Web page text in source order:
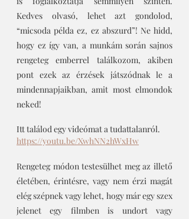
Kedves olvasó, lehet azt gondolod,
“micsoda példa ez, ez abszurd”! Ne hidd,
hogy ez így van, a munkám során sajnos
rengeteg emberrel találkozom, akiben
pont ezek az érzések játszódnak le a
mindennapjaikban, amit most elmondok
neked!
Itt találod egy videómat a tudattalanról.
https://youtu.be/XwhNN2hWxHw
Rengeteg módon testesülhet meg az illető
életében, érintésre, vagy nem érzi magát
elég szépnek vagy lehet, hogy már egy szex
jelenet egy filmben is undort vagy